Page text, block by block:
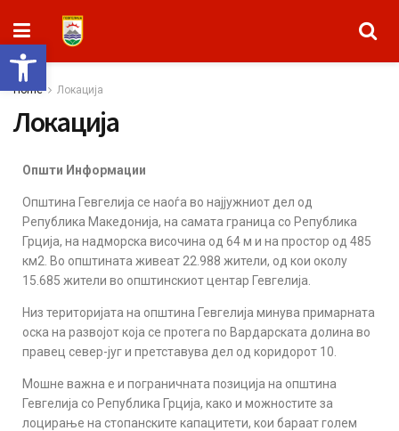
Open toolbar
Home Локација
Локација
Општи Информации
Општина Гевгелија се наоѓа во најјужниот дел од
Република Македонија, на самата граница со Република
Грција, на надморска височина од 64 м и на простор од 485
км2. Во општината живеат 22.988 жители, од кои околу
15.685 жители во општинскиот центар Гевгелија.
Низ територијата на општина Гевгелија минува примарната
оска на развојот која се протега по Вардарската долина во
правец север-југ и претставува дел од коридорот 10.
Мошне важна е и пограничната позиција на општина
Гевгелија со Република Грција, како и можностите за
лоцирање на стопанските капацитети, кои бараат голем